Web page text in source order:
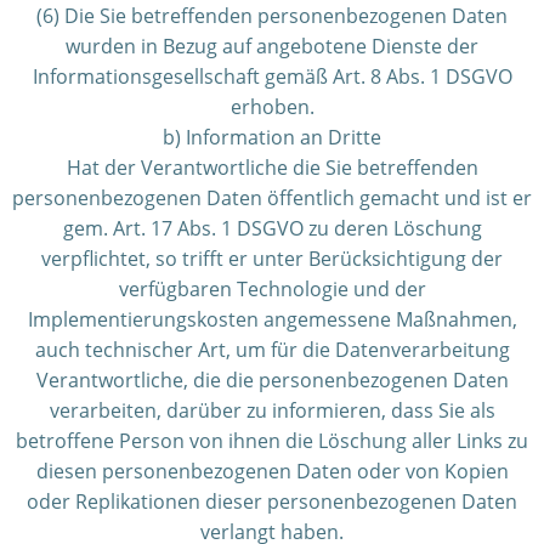
(6) Die Sie betreffenden personenbezogenen Daten
wurden in Bezug auf angebotene Dienste der
Informationsgesellschaft gemäß Art. 8 Abs. 1 DSGVO
erhoben.
b) Information an Dritte
Hat der Verantwortliche die Sie betreffenden
personenbezogenen Daten öffentlich gemacht und ist er
gem. Art. 17 Abs. 1 DSGVO zu deren Löschung
verpflichtet, so trifft er unter Berücksichtigung der
verfügbaren Technologie und der
Implementierungskosten angemessene Maßnahmen,
auch technischer Art, um für die Datenverarbeitung
Verantwortliche, die die personenbezogenen Daten
verarbeiten, darüber zu informieren, dass Sie als
betroffene Person von ihnen die Löschung aller Links zu
diesen personenbezogenen Daten oder von Kopien
oder Replikationen dieser personenbezogenen Daten
verlangt haben.